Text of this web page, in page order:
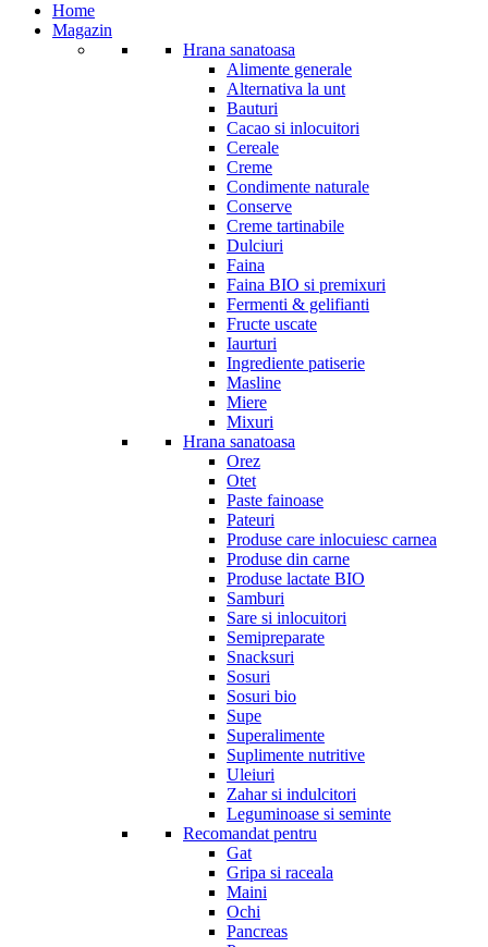
Home
Magazin
Hrana sanatoasa
Alimente generale
Alternativa la unt
Bauturi
Cacao si inlocuitori
Cereale
Creme
Condimente naturale
Conserve
Creme tartinabile
Dulciuri
Faina
Faina BIO si premixuri
Fermenti & gelifianti
Fructe uscate
Iaurturi
Ingrediente patiserie
Masline
Miere
Mixuri
Hrana sanatoasa
Orez
Otet
Paste fainoase
Pateuri
Produse care inlocuiesc carnea
Produse din carne
Produse lactate BIO
Samburi
Sare si inlocuitori
Semipreparate
Snacksuri
Sosuri
Sosuri bio
Supe
Superalimente
Suplimente nutritive
Uleiuri
Zahar si indulcitori
Leguminoase si seminte
Recomandat pentru
Gat
Gripa si raceala
Maini
Ochi
Pancreas